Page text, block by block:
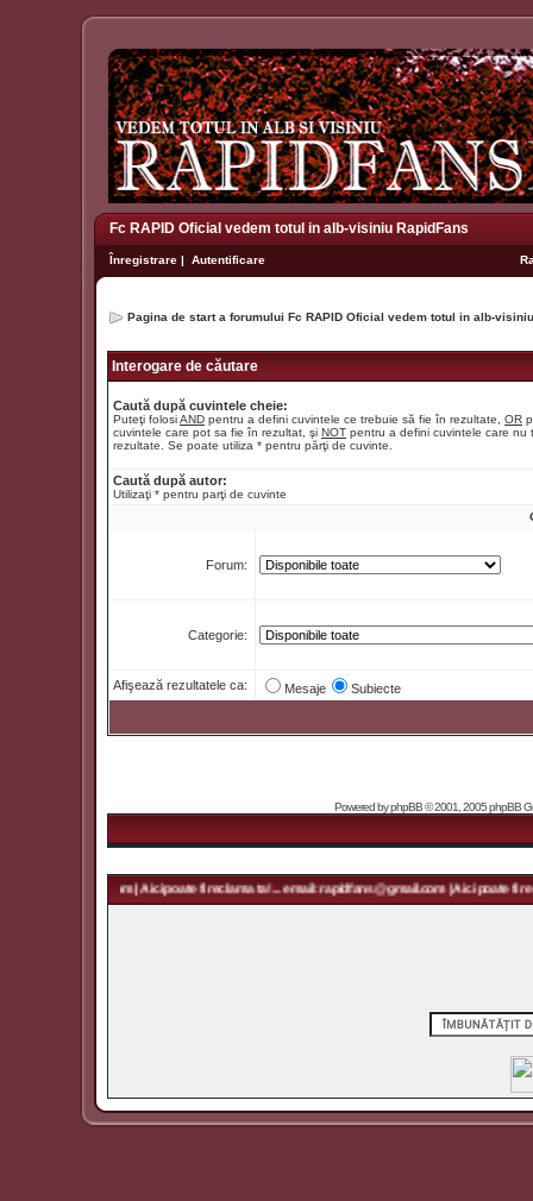
Fc RAPID Oficial vedem totul in alb-visiniu RapidFans
Înregistrare | Autentificare
Pagina de start a forumului Fc RAPID Oficial vedem totul in alb-
Interogare de căutare
Caută după cuvintele cheie:
Puteţi folosiAND pentru a defini cuvintele ce trebuie să fie în rezultate, OR
cuvintele care pot sa fie în rezultat, şi NOT pentru a defini cuvintele care nu
rezultate. Se poate utiliza * pentru părţi de cuvinte.
Caută după autor:
Utilizaţi * pentru parţi de cuvinte
Forum:
Categorie:
Afişează rezultatele ca: Mesaje Subiecte
Powered byphpBB© 2001, 2005 phpBB
| Aici poate fi reclama ta! ... email: rapidfans@gmail.com | Aici poate fi